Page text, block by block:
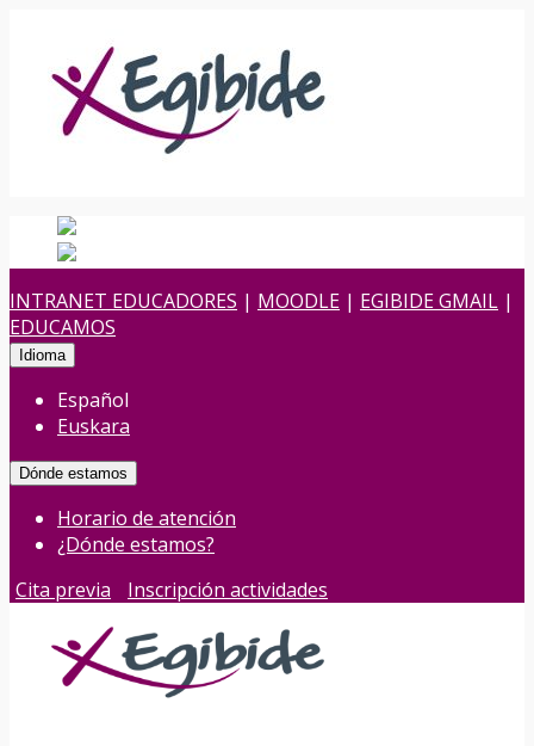
INTRANET EDUCADORES | MOODLE | EGIBIDE GMAIL |
EDUCAMOS
Idioma
Español
Euskara
Dónde estamos
Horario de atención
¿Dónde estamos?
Cita previa
Inscripción actividades